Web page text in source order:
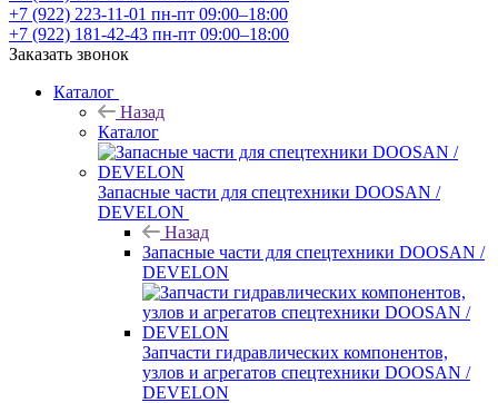
+7 (922) 223-11-01 пн-пт 09:00–18:00
+7 (922) 181-42-43 пн-пт 09:00–18:00
Заказать звонок
Каталог
Назад
Каталог
Запасные части для спецтехники DOOSAN /
DEVELON
Назад
Запасные части для спецтехники DOOSAN /
DEVELON
Запчасти гидравлических компонентов,
узлов и агрегатов спецтехники DOOSAN /
DEVELON